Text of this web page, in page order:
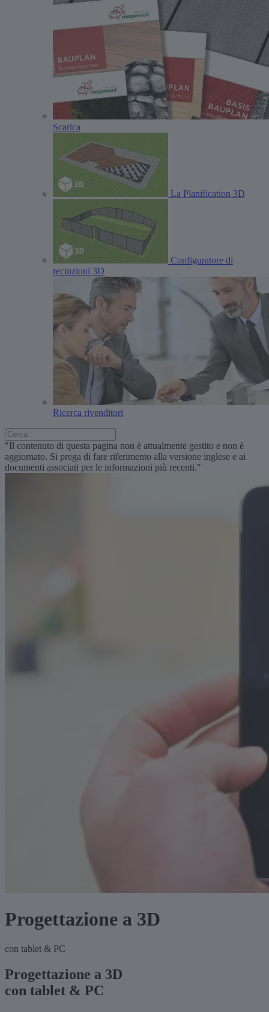
Scarica
La Planification 3D
Configuratore di
recinzioni 3D
Ricerca rivenditori
"Il contenuto di questa pagina non è attualmente gestito e non è
aggiornato. Si prega di fare riferimento alla versione inglese e ai
documenti associati per le informazioni più recenti."
Progetta­zione a 3D
con tablet & PC
Progettazione a 3D
con tablet & PC